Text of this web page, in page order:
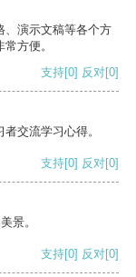
、演示文稿等各个方
方便。
支持[0] 反对[0]
交流学习心得。
支持[0] 反对[0]
景。
支持[0] 反对[0]